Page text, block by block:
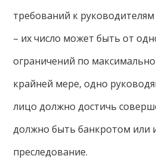
требований к
– их число может быть от
ограничений по
крайней мере, одно
лицо должно достичь
должно быть банкротом или
преследование.